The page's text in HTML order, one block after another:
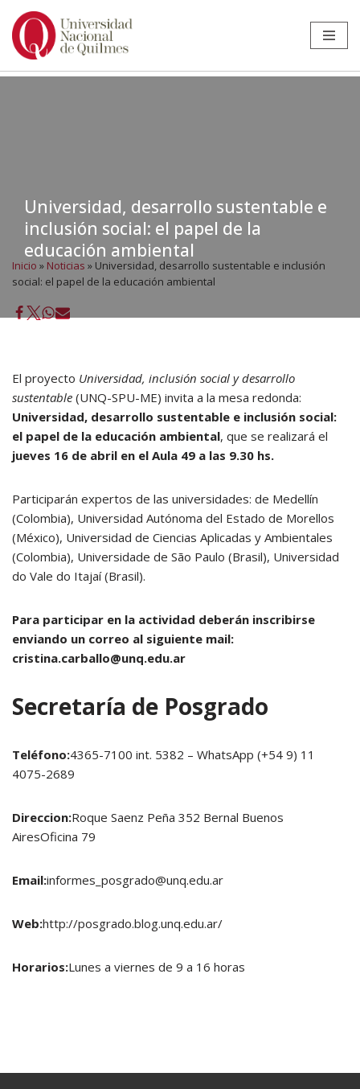
Ir
Universidad, desarrollo sustentable e
inclusión social: el papel de la
educación ambiental
Inicio » Noticias » Universidad, desarrollo sustentable e inclusión
social: el papel de la educación ambiental
El proyecto Universidad, inclusión social y desarrollo
sustentable (UNQ-SPU-ME) invita a la mesa redonda:
Universidad, desarrollo sustentable e inclusión social:
el papel de la educación ambiental, que se realizará el
jueves 16 de abril en el Aula 49 a las 9.30 hs.
Participarán expertos de las universidades: de Medellín
(Colombia), Universidad Autónoma del Estado de Morellos
(México), Universidad de Ciencias Aplicadas y Ambientales
(Colombia), Universidade de São Paulo (Brasil), Universidad
do Vale do Itajaí (Brasil).
Para participar en la actividad deberán inscribirse
enviando un correo al siguiente mail:
cristina.carballo@unq.edu.ar
Secretaría de Posgrado
Teléfono:4365-7100 int. 5382 – WhatsApp (+54 9) 11
4075-2689
Direccion:Roque Saenz Peña 352 Bernal Buenos
AiresOficina 79
Email:informes_posgrado@unq.edu.ar
Web:http://posgrado.blog.unq.edu.ar/
Horarios:Lunes a viernes de 9 a 16 horas